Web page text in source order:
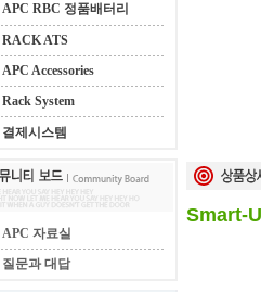
APC RBC 정품배터리
RACK ATS
APC Accessories
Rack System
결제시스템
APC 자료실
질문과 대답
Smart-